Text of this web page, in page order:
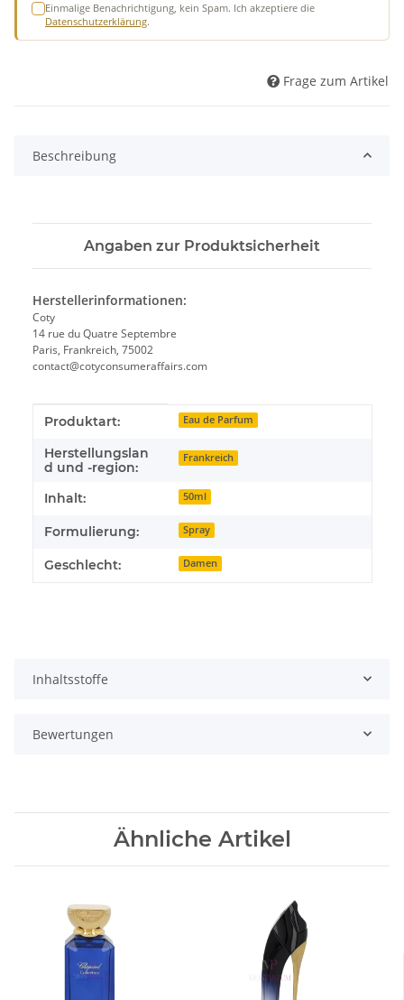
Einmalige Benachrichtigung, kein Spam. Ich akzeptiere die
Datenschutzerklärung.
Frage zum Artikel
Beschreibung
Angaben zur Produktsicherheit
Herstellerinformationen:
Coty
14 rue du Quatre Septembre
Paris, Frankreich, 75002
contact@cotyconsumeraffairs.com
Produkteigenschaft
Wert
Produktart: Eau de Parfum
Herstellungslan
d und -region:
Frankreich
Inhalt: 50ml
Formulierung: Spray
Geschlecht: Damen
Inhaltsstoffe
Bewertungen
Ähnliche Artikel